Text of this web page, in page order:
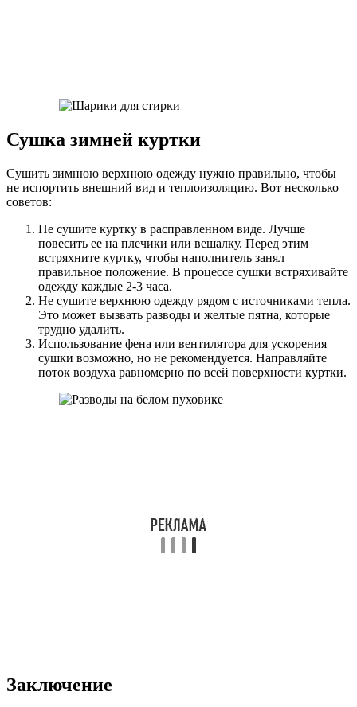
Сушка зимней куртки
Сушить зимнюю верхнюю одежду нужно правильно, чтобы
не испортить внешний вид и теплоизоляцию. Вот несколько
советов:
Не сушите куртку в расправленном виде. Лучше
повесить ее на плечики или вешалку. Перед этим
встряхните куртку, чтобы наполнитель занял
правильное положение. В процессе сушки встряхивайте
одежду каждые 2-3 часа.
Не сушите верхнюю одежду рядом с источниками тепла.
Это может вызвать разводы и желтые пятна, которые
трудно удалить.
Использование фена или вентилятора для ускорения
сушки возможно, но не рекомендуется. Направляйте
поток воздуха равномерно по всей поверхности куртки.
Заключение